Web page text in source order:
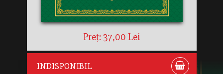
Preț: 37,00 Lei
INDISPONIBIL